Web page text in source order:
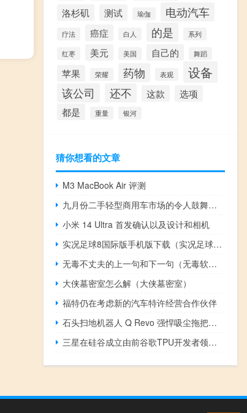
洛杉矶 测试 瑜伽 电动汽车
疗法 癌症 白人 的是 系列
红枣 美元 美国 自己的 舞蹈
苹果 荣耀 药物 表观 设备
该公司 还不 这款
选项
都是
重量 银河
猜你想看的文章
M3 MacBook Air 评测
九月份二手轻型商用车市场的令人鼓舞的迹象
小米 14 Ultra 首发确认以及设计和相机
实况足球8国际版手机版下载（实况足球8国际版）
无毒不丈夫的上一句和下一句（无毒软件网）
大侠墓密室怎么解（大侠墓密室）
福特仍在考虑新的汽车特许经营合作伙伴
石头扫地机器人 Q Revo 强悍吸尘拖把刚刚亮相
三星在硅谷成立由前谷歌TPU开发者领导的通用人工智能计算实验室